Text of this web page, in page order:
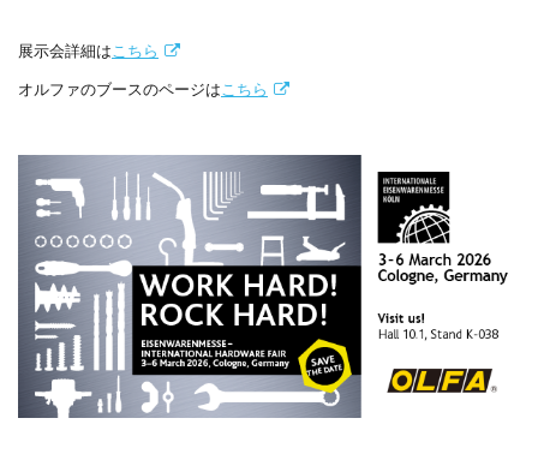
展示会詳細はこちら
オルファのブースのページはこちら